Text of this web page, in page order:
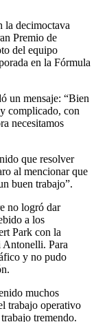
la decimoctava
Premio de
del equipo
en la Fórmula
un mensaje: “Bien
complicado, con
necesitamos
que resolver
al mencionar que
buen trabajo”.
no logró dar
a los
Park con la
Antonelli. Para
y no pudo
muchos
trabajo operativo
tremendo.